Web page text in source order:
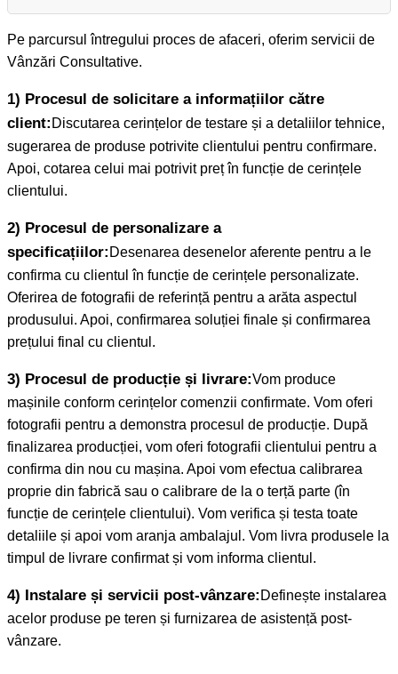
Pe parcursul întregului proces de afaceri, oferim servicii de
Vânzări Consultative.
1) Procesul de solicitare a informațiilor către
client: Discutarea cerințelor de testare și a detaliilor tehnice,
sugerarea de produse potrivite clientului pentru confirmare.
Apoi, cotarea celui mai potrivit preț în funcție de cerințele
clientului.
2) Procesul de personalizare a
specificațiilor: Desenarea desenelor aferente pentru a le
confirma cu clientul în funcție de cerințele personalizate.
Oferirea de fotografii de referință pentru a arăta aspectul
produsului. Apoi, confirmarea soluției finale și confirmarea
prețului final cu clientul.
3) Procesul de producție și livrare:Vom produce
mașinile conform cerințelor comenzii confirmate. Vom oferi
fotografii pentru a demonstra procesul de producție. După
finalizarea producției, vom oferi fotografii clientului pentru a
confirma din nou cu mașina. Apoi vom efectua calibrarea
proprie din fabrică sau o calibrare de la o terță parte (în
funcție de cerințele clientului). Vom verifica și testa toate
detaliile și apoi vom aranja ambalajul. Vom livra produsele la
timpul de livrare confirmat și vom informa clientul.
4) Instalare și servicii post-vânzare: Definește instalarea
acelor produse pe teren și furnizarea de asistență post-
vânzare.